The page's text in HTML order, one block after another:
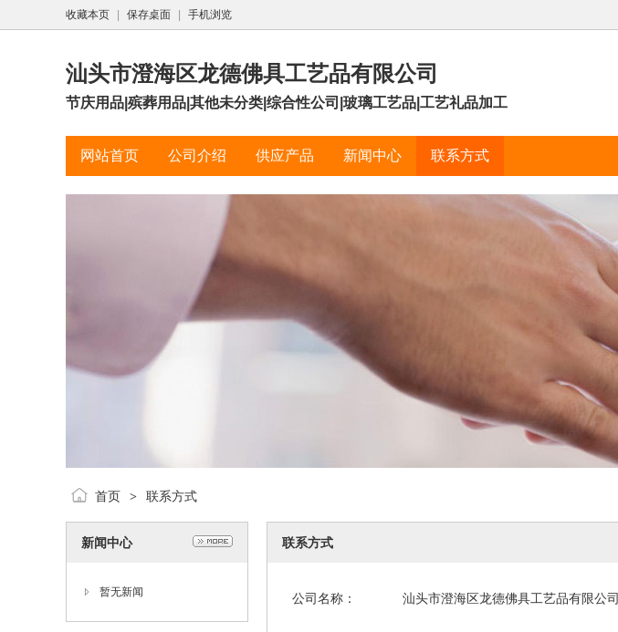
收藏本页 保存桌面 手机浏览
汕头市澄海区龙德佛具工艺品有限公司
节庆用品|殡葬用品|其他未分类|综合性公司|玻璃工艺品|工艺礼品加工
网站首页 公司介绍 供应产品 新闻中心 联系方式
首页 > 联系方式
新闻中心
暂无新闻
联系方式
公司名称： 汕头市澄海区龙德佛具工艺品有限公司